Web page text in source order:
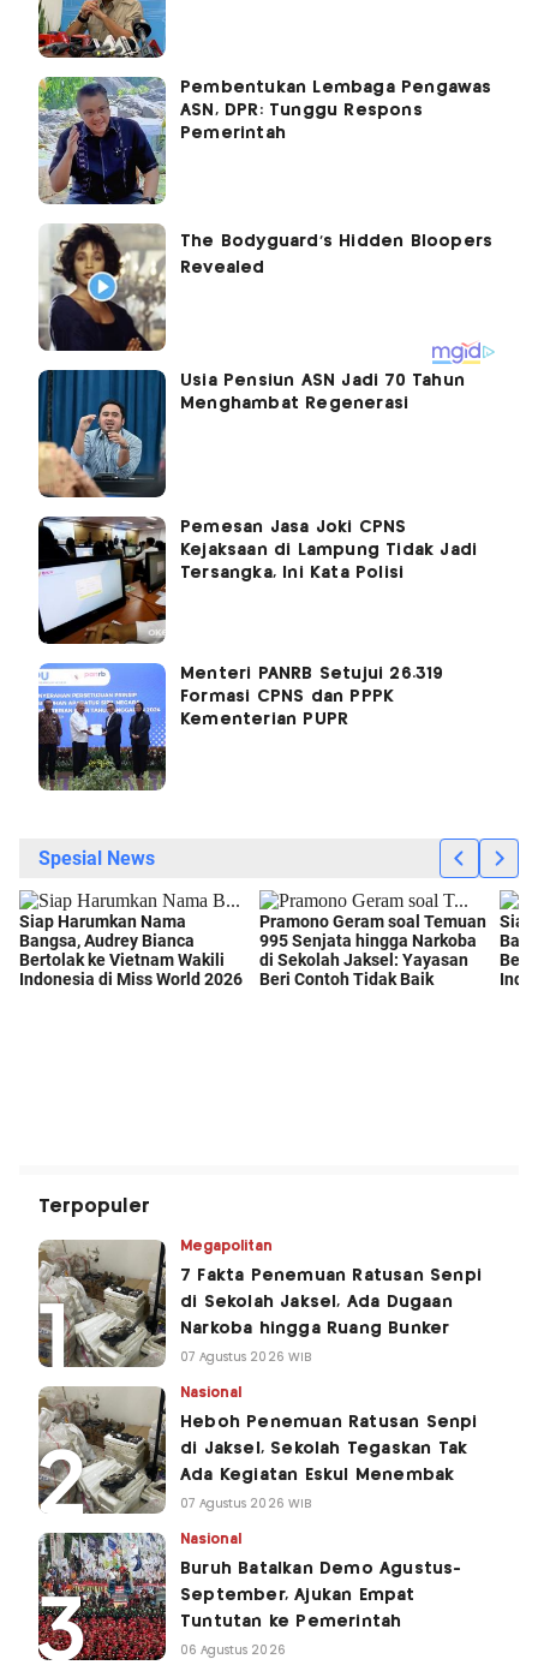
Pembentukan Lembaga Pengawas
ASN, DPR: Tunggu Respons
Pemerintah
Usia Pensiun ASN Jadi 70 Tahun
Menghambat Regenerasi
Pemesan Jasa Joki CPNS
Kejaksaan di Lampung Tidak Jadi
Tersangka, Ini Kata Polisi
Menteri PANRB Setujui 26.319
Formasi CPNS dan PPPK
Kementerian PUPR
Terpopuler
Megapolitan
7 Fakta Penemuan Ratusan Senpi
di Sekolah Jaksel, Ada Dugaan
Narkoba hingga Ruang Bunker
07 Agustus 2026 WIB
Nasional
Heboh Penemuan Ratusan Senpi
di Jaksel, Sekolah Tegaskan Tak
Ada Kegiatan Eskul Menembak
07 Agustus 2026 WIB
Nasional
Buruh Batalkan Demo Agustus-
September, Ajukan Empat
Tuntutan ke Pemerintah
06 Agustus 2026